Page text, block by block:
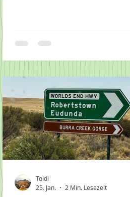
Toldi
25. Jan.
2 Min. Lesezeit